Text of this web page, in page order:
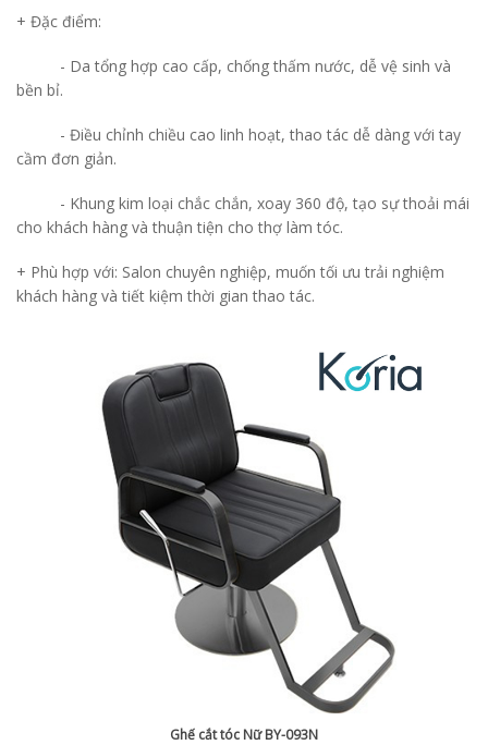
+ Đặc điểm:
- Da tổng hợp cao cấp, chống thấm nước, dễ vệ sinh và
bền bỉ.
- Điều chỉnh chiều cao linh hoạt, thao tác dễ dàng với tay
cầm đơn giản.
- Khung kim loại chắc chắn, xoay 360 độ, tạo sự thoải mái
cho khách hàng và thuận tiện cho thợ làm tóc.
+ Phù hợp với: Salon chuyên nghiệp, muốn tối ưu trải nghiệm
khách hàng và tiết kiệm thời gian thao tác.
Ghế cắt tóc Nữ BY-093N